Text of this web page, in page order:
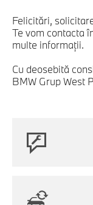
Felicitări,
Te vom contacta
multe informaţii.
Cu deosebită
BMW Grup West